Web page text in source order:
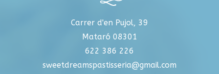
Carrer d'en Pujol, 39
Mataró 08301
622 386 226
sweetdreamspastisseria@gmail.com